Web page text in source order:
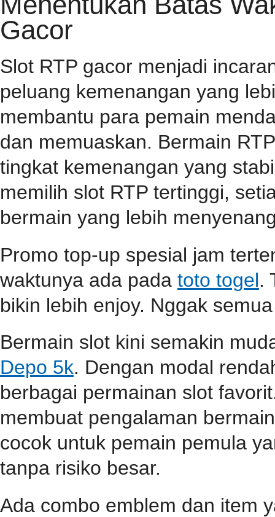
Gacor
Slot RTP gacor menjadi
peluang kemenangan yang
membantu para pemain
dan memuaskan. Bermain
tingkat kemenangan yang
memilih slot RTP tertinggi,
bermain yang lebih
Promo top-up spesial jam
waktunya ada pada toto togel.
bikin lebih enjoy. Nggak
Bermain slot kini semakin
Depo 5k. Dengan modal
berbagai permainan slot
membuat pengalaman
cocok untuk pemain pemula
tanpa risiko besar.
Ada combo emblem dan item